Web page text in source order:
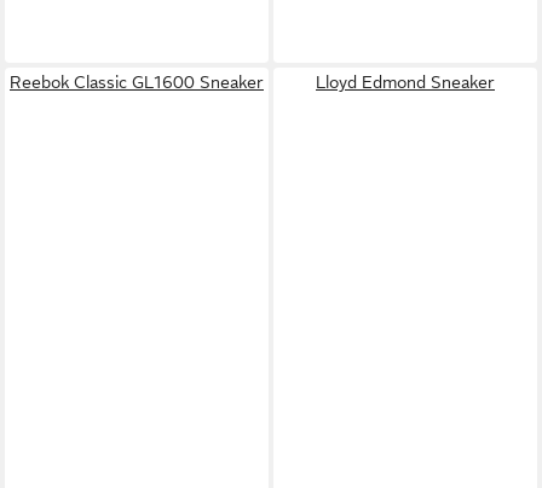
Reebok Classic GL1600 Sneaker Lloyd Edmond Sneaker